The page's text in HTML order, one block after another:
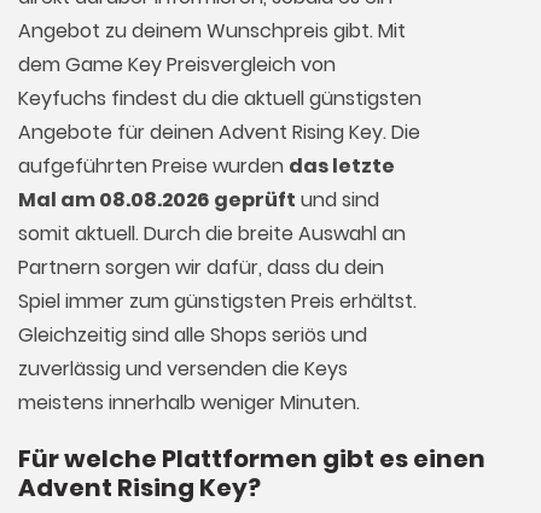
Angebot zu deinem Wunschpreis gibt. Mit
dem Game Key Preisvergleich von
Keyfuchs findest du die aktuell günstigsten
Angebote für deinen Advent Rising Key. Die
aufgeführten Preise wurden das letzte
Mal am 08.08.2026 geprüft und sind
somit aktuell. Durch die breite Auswahl an
Partnern sorgen wir dafür, dass du dein
Spiel immer zum günstigsten Preis erhältst.
Gleichzeitig sind alle Shops seriös und
zuverlässig und versenden die Keys
meistens innerhalb weniger Minuten.
Für welche Plattformen gibt es einen
Advent Rising Key?